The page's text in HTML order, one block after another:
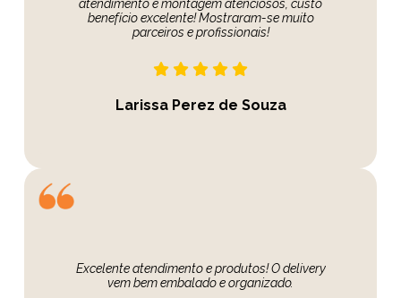
atendimento e montagem atenciosos, custo
benefício excelente! Mostraram-se muito
parceiros e profissionais!
Larissa Perez de Souza
Excelente atendimento e produtos! O delivery
vem bem embalado e organizado.